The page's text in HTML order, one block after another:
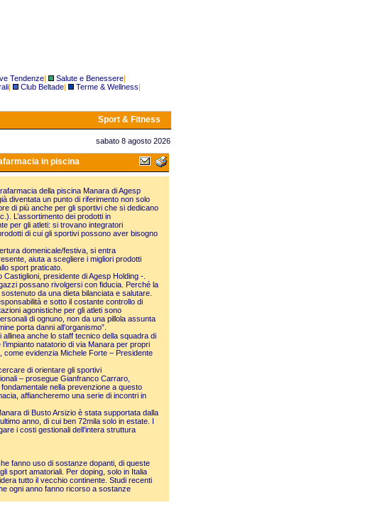
Tendenze| Salute e Benessere|
| Club Beltade| Terme & Wellness|
Sport & Fitness
sabato 8 agosto 2026
in piscina
della piscina Manara di Agesp
diventata un punto di riferimento non solo
di più anche per gli sportivi che si dedicano
L’assortimento dei prodotti in
per gli atleti: si trovano integratori
di cui gli sportivi possono aver bisogno
domenicale/festiva, si entra
aiuta a scegliere i migliori prodotti
sport praticato.
presidente di Agesp Holding -.
possano rivolgersi con fiducia. Perché la
da una dieta bilanciata e salutare.
e sotto il costante controllo di
agonistiche per gli atleti sono
di ognuno, non da una pillola assunta
porta danni all’organismo”.
anche lo staff tecnico della squadra di
natatorio di via Manara per propri
come evidenzia Michele Forte – Presidente
di orientare gli sportivi
– prosegue Gianfranco Carraro,
nella prevenzione a questo
affiancheremo una serie di incontri in
di Busto Arsizio è stata supportata dalla
anno, di cui ben 72mila solo in estate. I
i costi gestionali dell’intera struttura
fanno uso di sostanze dopanti, di queste
sport amatoriali. Per doping, solo in Italia
tutto il vecchio continente. Studi recenti
ogni anno fanno ricorso a sostanze